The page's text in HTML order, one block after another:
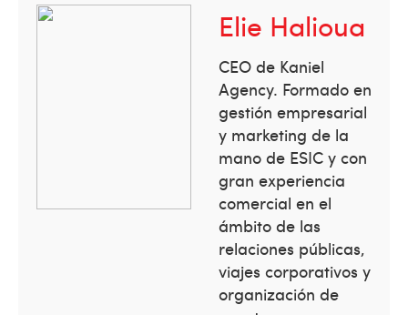
Elie Halioua
CEO de Kaniel
Agency. Formado en
gestión empresarial
y marketing de la
mano de ESIC y con
gran experiencia
comercial en el
ámbito de las
relaciones públicas,
viajes corporativos y
organización de